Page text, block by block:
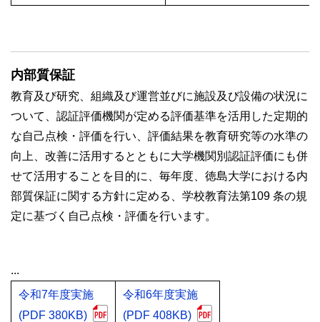
内部質保証
教育及び研究、組織及び運営並びに施設及び設備の状況に
ついて、認証評価機関が定める評価基準を活用した定期的
な自己点検・評価を行い、評価結果を教育研究等の水準の
向上、改善に活用するとともに大学機関別認証評価にも併
せて活用することを目的に、毎年度、徳島大学における内
部質保証に関する方針に定める、学校教育法第109 条の規
定に基づく自己点検・評価を行います。
...
令和7年度実施
(PDF 380KB)
令和6年度実施
(PDF 408KB)